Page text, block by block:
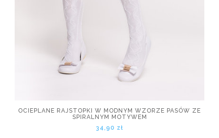
OCIEPLANE RAJSTOPKI W MODNYM WZORZE PASÓW ZE
SPIRALNYM MOTYWEM
34,90 zł